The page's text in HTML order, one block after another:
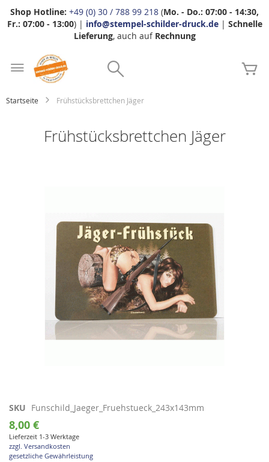
Shop Hotline: +49 (0) 30 / 788 99 218 (Mo. - Do.: 07:00 - 14:30,
Fr.: 07:00 - 13:00) | info@stempel-schilder-druck.de| Schnelle
Lieferung, auch auf Rechnung
Startseite Frühstücksbrettchen Jäger
Frühstücksbrettchen Jäger
Zum
Anfang
der
Bildgalerie
springen
SKU Funschild_Jaeger_Fruehstueck_243x143mm
8,00 €
Lieferzeit 1-3 Werktage
zzgl. Versandkosten
gesetzliche Gewährleistung